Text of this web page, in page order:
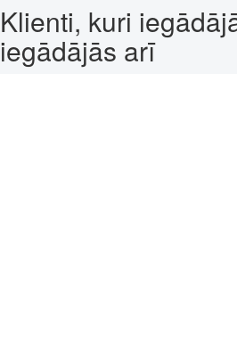
Klienti, kuri
iegādājās arī